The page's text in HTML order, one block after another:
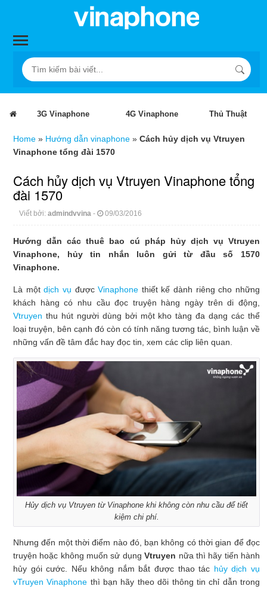
3G Vinaphone 4G Vinaphone Thủ Thuật
Home » Hướng dẫn vinaphone » Cách hủy dịch vụ Vtruyen
Vinaphone tổng đài 1570
Cách hủy dịch vụ Vtruyen Vinaphone tổng
đài 1570
Viết bởi: admindvvina - 09/03/2016
Hướng dẫn các thuê bao cú pháp hủy dịch vụ Vtruyen
Vinaphone, hủy tin nhắn luôn gửi từ đầu số 1570
Vinaphone.
Là mộtdịch vụ đượcVinaphone thiết kế dành riêng cho những
khách hàng có nhu cầu đọc truyện hàng ngày trên di động,
Vtruyen thu hút người dùng bởi một kho tàng đa dạng các thể
loại truyện, bên cạnh đó còn có tính năng tương tác, bình luận về
những vấn đề tâm đắc hay đọc tin, xem các clip liên quan.
Hủy dịch vụ Vtruyen từ Vinaphone khi không còn nhu cầu để tiết
kiệm chi phí.
Nhưng đến một thời điểm nào đó, bạn không có thời gian để đọc
truyện hoặc không muốn sử dụngVtruyen nữa thì hãy tiến hành
hủy gói cước. Nếu không nắm bắt được thao tác hủy dịch vụ
vTruyen Vinaphone thì bạn hãy theo dõi thông tin chỉ dẫn trong